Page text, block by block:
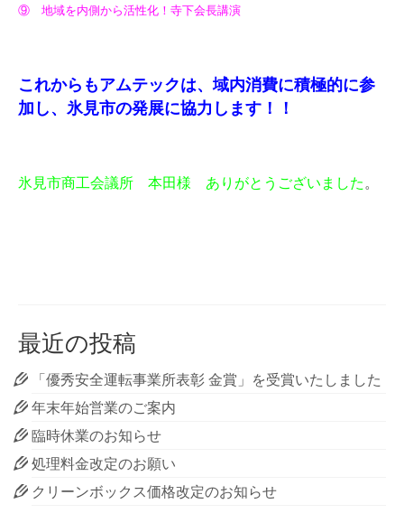
⑨ 地域を内側から活性化！寺下会長講演
これからもアムテックは、域内消費に積極的に参
加し、氷見市の発展に協力します！！
氷見市商工会議所 本田様 ありがとうございました。
最近の投稿
「優秀安全運転事業所表彰 金賞」を受賞いたしました
年末年始営業のご案内
臨時休業のお知らせ
処理料金改定のお願い
クリーンボックス価格改定のお知らせ